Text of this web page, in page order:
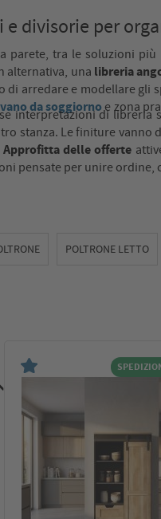
divisorie per
parete, tra le soluzioni
alternativa, una libreria
arredare e modellare
da soggiornoe zona
interpretazioni di
stanza. Le finiture vanno
Approfitta delle offerte
pensate per unire ordine,
POLTRONE LETTO